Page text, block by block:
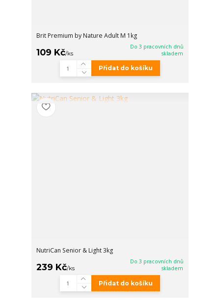
Brit Premium by Nature Adult M 1kg
109 Kč/ks
Do 3 pracovních dnů
skladem
Přidat do košíku
NutriCan Senior & Light 3kg
239 Kč/ks
Do 3 pracovních dnů
skladem
Přidat do košíku